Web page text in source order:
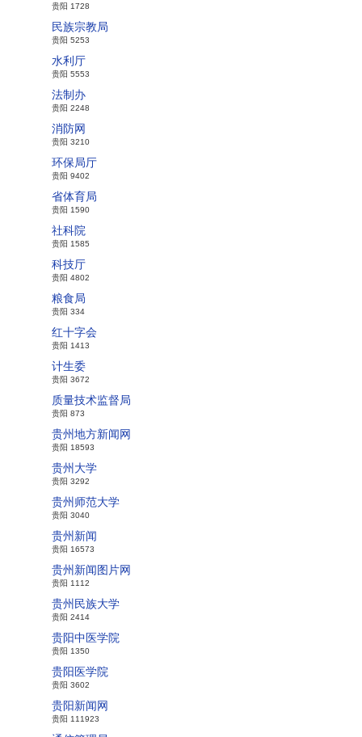
贵阳 1728
民族宗教局
贵阳 5253
水利厅
贵阳 5553
法制办
贵阳 2248
消防网
贵阳 3210
环保局厅
贵阳 9402
省体育局
贵阳 1590
社科院
贵阳 1585
科技厅
贵阳 4802
粮食局
贵阳 334
红十字会
贵阳 1413
计生委
贵阳 3672
质量技术监督局
贵阳 873
贵州地方新闻网
贵阳 18593
贵州大学
贵阳 3292
贵州师范大学
贵阳 3040
贵州新闻
贵阳 16573
贵州新闻图片网
贵阳 1112
贵州民族大学
贵阳 2414
贵阳中医学院
贵阳 1350
贵阳医学院
贵阳 3602
贵阳新闻网
贵阳 111923